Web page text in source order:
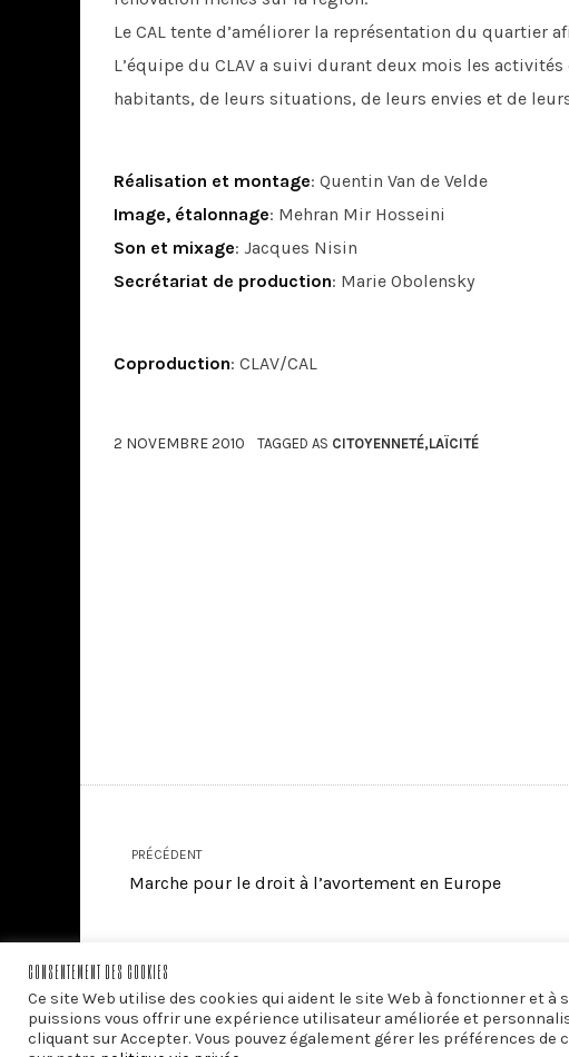
Le CAL tente d’améliorer la représentation du quartier
L’équipe du CLAV a suivi durant deux mois les
habitants, de leurs situations, de leurs envies et de
Réalisation et montage: Quentin Van de Velde
Image, étalonnage: Mehran Mir Hosseini
Son et mixage: Jacques Nisin
Secrétariat de production: Marie Obolensky
Coproduction: CLAV/CAL
2 NOVEMBRE 2010 TAGGED AS CITOYENNETÉ,LAÏCITÉ
PRÉCÉDENT
Marche pour le droit à l’avortement en Europe
CONSENTEMENT DES COOKIES
Ce site Web utilise des cookies qui aident le site Web à fonctionner et
puissions vous offrir une expérience utilisateur améliorée et
cliquant sur Accepter. Vous pouvez également gérer les préférences